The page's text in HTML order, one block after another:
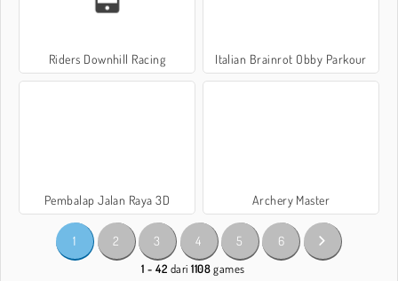
Riders Downhill Racing Italian Brainrot Obby Parkour
Pembalap Jalan Raya 3D Archery Master
1 2 3 4 5 6
1 - 42 dari1108games